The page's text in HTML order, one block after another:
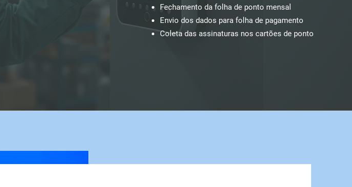
Fechamento da folha de ponto mensal
Envio dos dados para folha de pagamento
Coleta das assinaturas nos cartões de ponto